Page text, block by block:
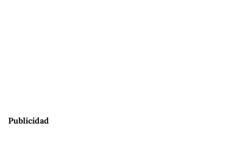
Publicidad